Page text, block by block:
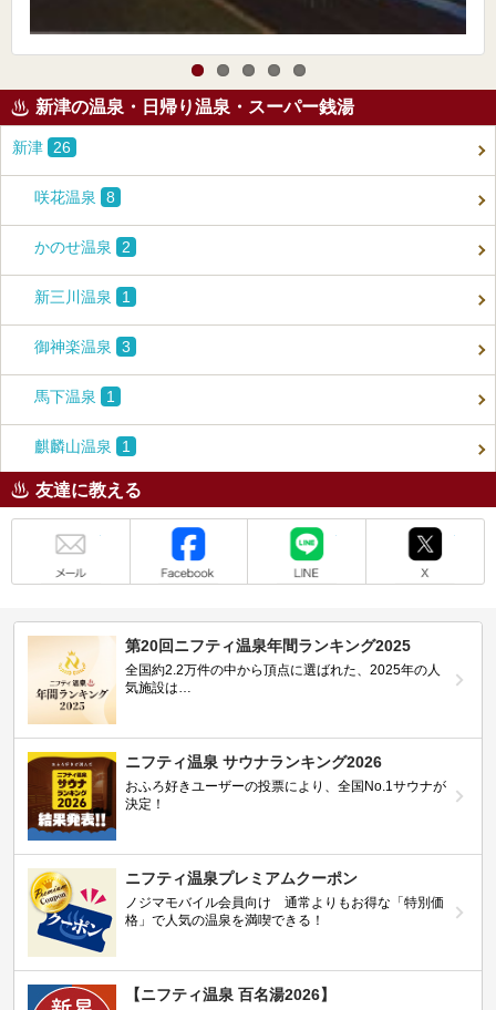
新津の温泉・日帰り温泉・スーパー銭湯
新津 26
咲花温泉 8
かのせ温泉 2
新三川温泉 1
御神楽温泉 3
馬下温泉 1
麒麟山温泉 1
友達に教える
第20回ニフティ温泉年間ランキング2025
全国約2.2万件の中から頂点に選ばれた、2025年の人
気施設は…
ニフティ温泉 サウナランキング2026
おふろ好きユーザーの投票により、全国No.1サウナが
決定！
ニフティ温泉プレミアムクーポン
ノジマモバイル会員向け 通常よりもお得な「特別価
格」で人気の温泉を満喫できる！
【ニフティ温泉 百名湯2026】